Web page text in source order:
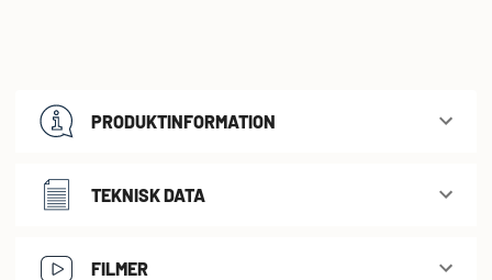
PRODUKTINFORMATION
TEKNISK DATA
FILMER